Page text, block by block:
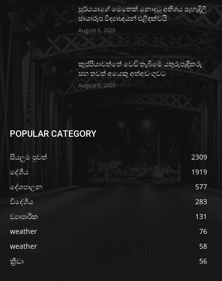
සූර්යයාගේ මෙතෙක් නොදුටු අතිශය පැහැදිලි
ඡායාරූප විද්‍යාඥයන් එළිදක්වයි
August 6, 2026
කුප්පියාවත්තේ වෙඩි තැබීමේ යතුරුපැදිකරු
සහ තවත් අයෙකු අත්අඩංගුවට
August 6, 2026
POPULAR CATEGORY
සියලුම පුවත්
2309
දේශීය
1919
දේශපාලන
577
විදේශීය
283
ව්‍යාපාරික
131
weather
76
weather
58
ක්‍රීඩා
56